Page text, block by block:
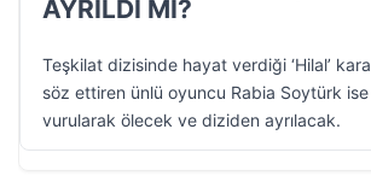
AYRILDI MI?
Teşkilat dizisinde hayat verdiği ‘Hilal’
söz ettiren ünlü oyuncu Rabia Soytürk
vurularak ölecek ve diziden ayrılacak.